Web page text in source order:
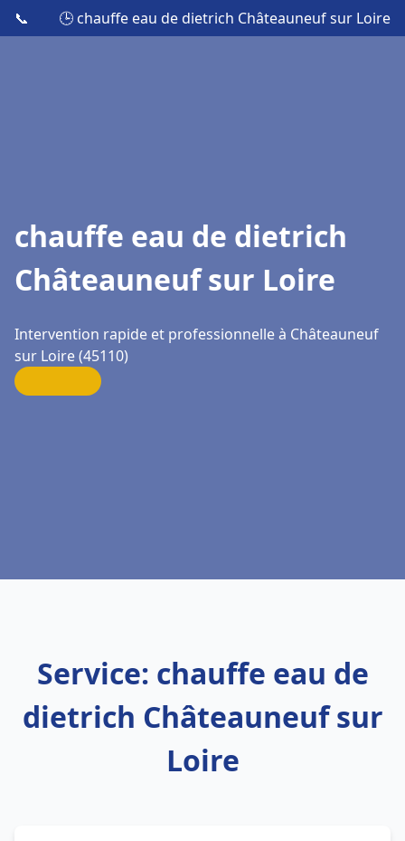
📞 🕒 chauffe eau de dietrich Châteauneuf sur Loire
chauffe eau de dietrich
Châteauneuf sur Loire
Intervention rapide et professionnelle à Châteauneuf
sur Loire (45110)
Service: chauffe eau de
dietrich Châteauneuf sur
Loire